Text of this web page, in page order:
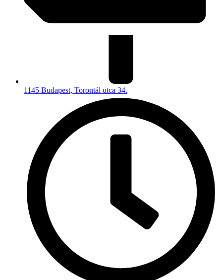
1145 Budapest, Torontál utca 34.